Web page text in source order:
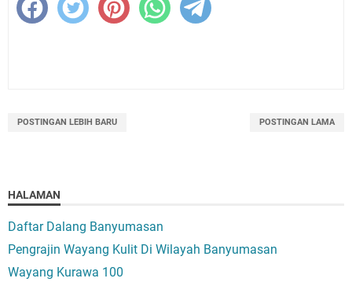
POSTINGAN LEBIH BARU POSTINGAN LAMA
HALAMAN
Daftar Dalang Banyumasan
Pengrajin Wayang Kulit Di Wilayah Banyumasan
Wayang Kurawa 100